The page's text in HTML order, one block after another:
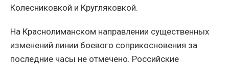
Колесниковкой и Кругляковкой.
На Краснолиманском направлении существенных
изменений линии боевого соприкосновения за
последние часы не отмечено. Российские